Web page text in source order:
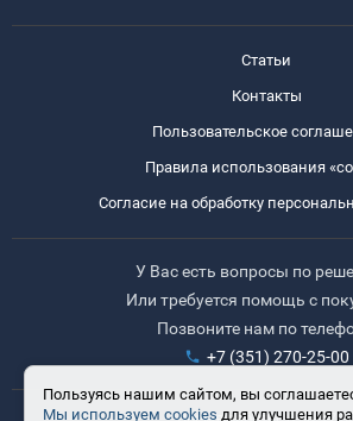
Статьи
Контакты
Пользовательское
Правила использования
Согласие на обработку
У Вас есть вопросы по
Или требуется помощь с
Позвоните нам по
+7 (351) 270-25-00
Пользуясь нашим сайтом, вы
Мы используем cookies для улучшения